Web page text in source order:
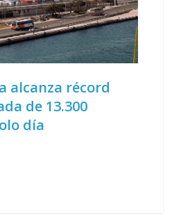
alcanza récord
de 13.300
día